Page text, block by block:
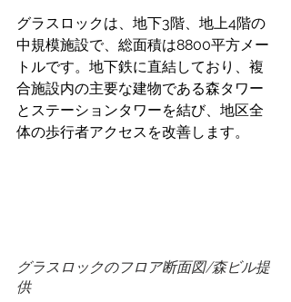
グラスロックは、地下3階、地上4階の
中規模施設で、総面積は8800平方メー
トルです。地下鉄に直結しており、複
合施設内の主要な建物である森タワー
とステーションタワーを結び、地区全
体の歩行者アクセスを改善します。
グラスロックのフロア断面図/森ビル提
供